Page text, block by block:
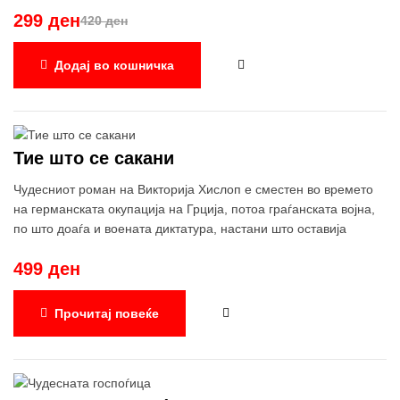
420 ден
299 ден
Додај во кошничка
Тие што се сакани
Чудесниот роман на Викторија Хислоп е сместен во времето
на германската окупација на Грција, потоа граѓанската војна,
по штo доаѓа и воената диктатура, настани што оставија
Атина, 1941 година. По неколку децении политичка
независност, Грција е поделена на левица и на десница токму
во моментот кога ја окупираат Германците.
разорува и целата Грција. Таа е сведок на тоа како нејзините
499 ден
Прочитај повеќе